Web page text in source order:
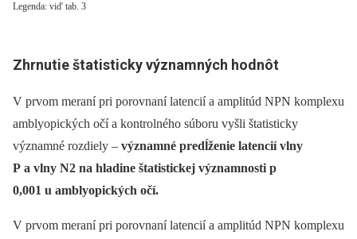
Legenda: viď tab. 3
Zhrnutie štatisticky významných hodnôt
V prvom meraní pri porovnaní latencií a amplitúd NPN komplexu
amblyopických očí a kontrolného súboru vyšli štatisticky
významné rozdiely –⁠ významné predĺženie latencií vlny
P a vlny N2 na hladine štatistickej významnosti p
0,001 u amblyopických očí.
V prvom meraní pri porovnaní latencií a amplitúd NPN komplexu